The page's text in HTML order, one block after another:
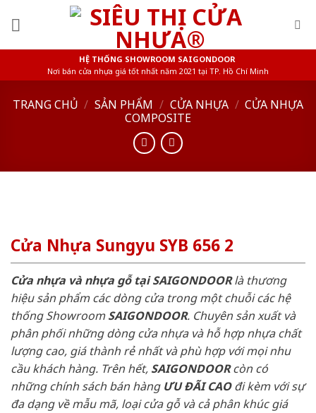
HỆ THỐNG SHOWROOM SAIGONDOOR
Nơi bán cửa nhựa giá tốt nhất năm 2021 tại TP. Hồ Chí Minh
TRANG CHỦ / SẢN PHẨM / CỬA NHỰA / CỬA NHỰA
COMPOSITE
Cửa Nhựa Sungyu SYB 656 2
Cửa nhựa và nhựa gỗ tại SAIGONDOORlà thương
hiệu sản phẩm các dòng cửa trong một chuỗi các hệ
thống ShowroomSAIGONDOOR. Chuyên sản xuất và
phân phối những dòng cửa nhựa và hỗ hợp nhựa chất
lượng cao, giá thành rẻ nhất và phù hợp với mọi nhu
cầu khách hàng. Trên hết, SAIGONDOORcòn có
những chính sách bán hàng ƯU ĐÃI CAOđi kèm với sự
đa dạng về mẫu mã, loại cửa gỗ và cả phân khúc giá